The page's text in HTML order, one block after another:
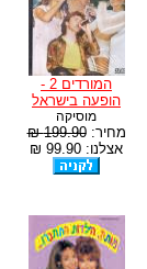
המורדים 2 -
הופעה בישראל
מוסיקה
מחיר:199.90 ₪
אצלנו: 99.90 ₪